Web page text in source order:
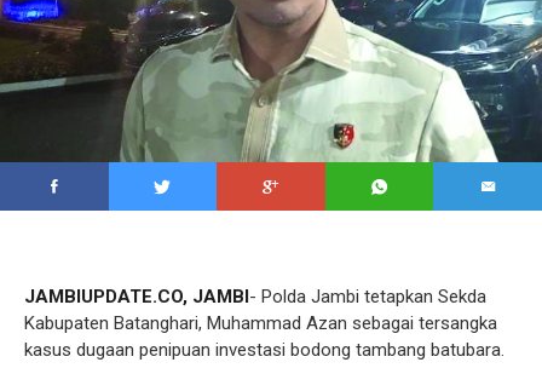
JAMBIUPDATE.CO, JAMBI- Polda Jambi tetapkan Sekda
Kabupaten Batanghari, Muhammad Azan sebagai tersangka
kasus dugaan penipuan investasi bodong tambang batubara.